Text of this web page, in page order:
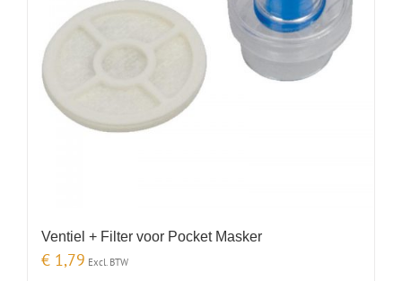
Ventiel + Filter voor Pocket Masker
€ 1,79 Excl. BTW